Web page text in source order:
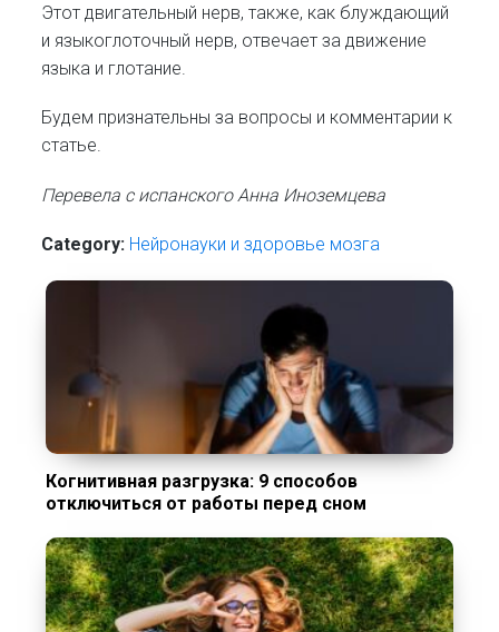
Этот двигательный нерв, также, как блуждающий
и языкоглоточный нерв, отвечает за движение
языка и глотание.
Будем признательны за вопросы и комментарии к
статье.
Перевела с испанского Анна Иноземцева
Category: Нейронауки и здоровье мозга
Когнитивная разгрузка: 9 способов
отключиться от работы перед сном